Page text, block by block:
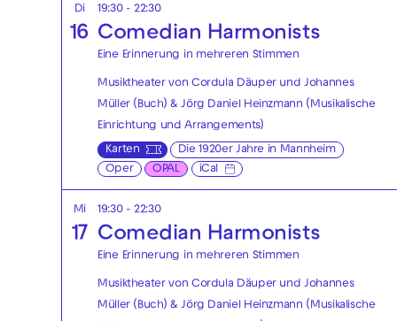
Di
16
19:30 - 22:30
Comedian Harmonists
Eine Erinnerung in mehreren Stimmen
Musiktheater von Cordula Däuper und Johannes
Müller (Buch) & Jörg Daniel Heinzmann (Musikalische
Einrichtung und Arrangements)
Karten
Die 1920er Jahre in Mannheim
Oper
OPAL iCal
Mi
17
19:30 - 22:30
Comedian Harmonists
Eine Erinnerung in mehreren Stimmen
Musiktheater von Cordula Däuper und Johannes
Müller (Buch) & Jörg Daniel Heinzmann (Musikalische